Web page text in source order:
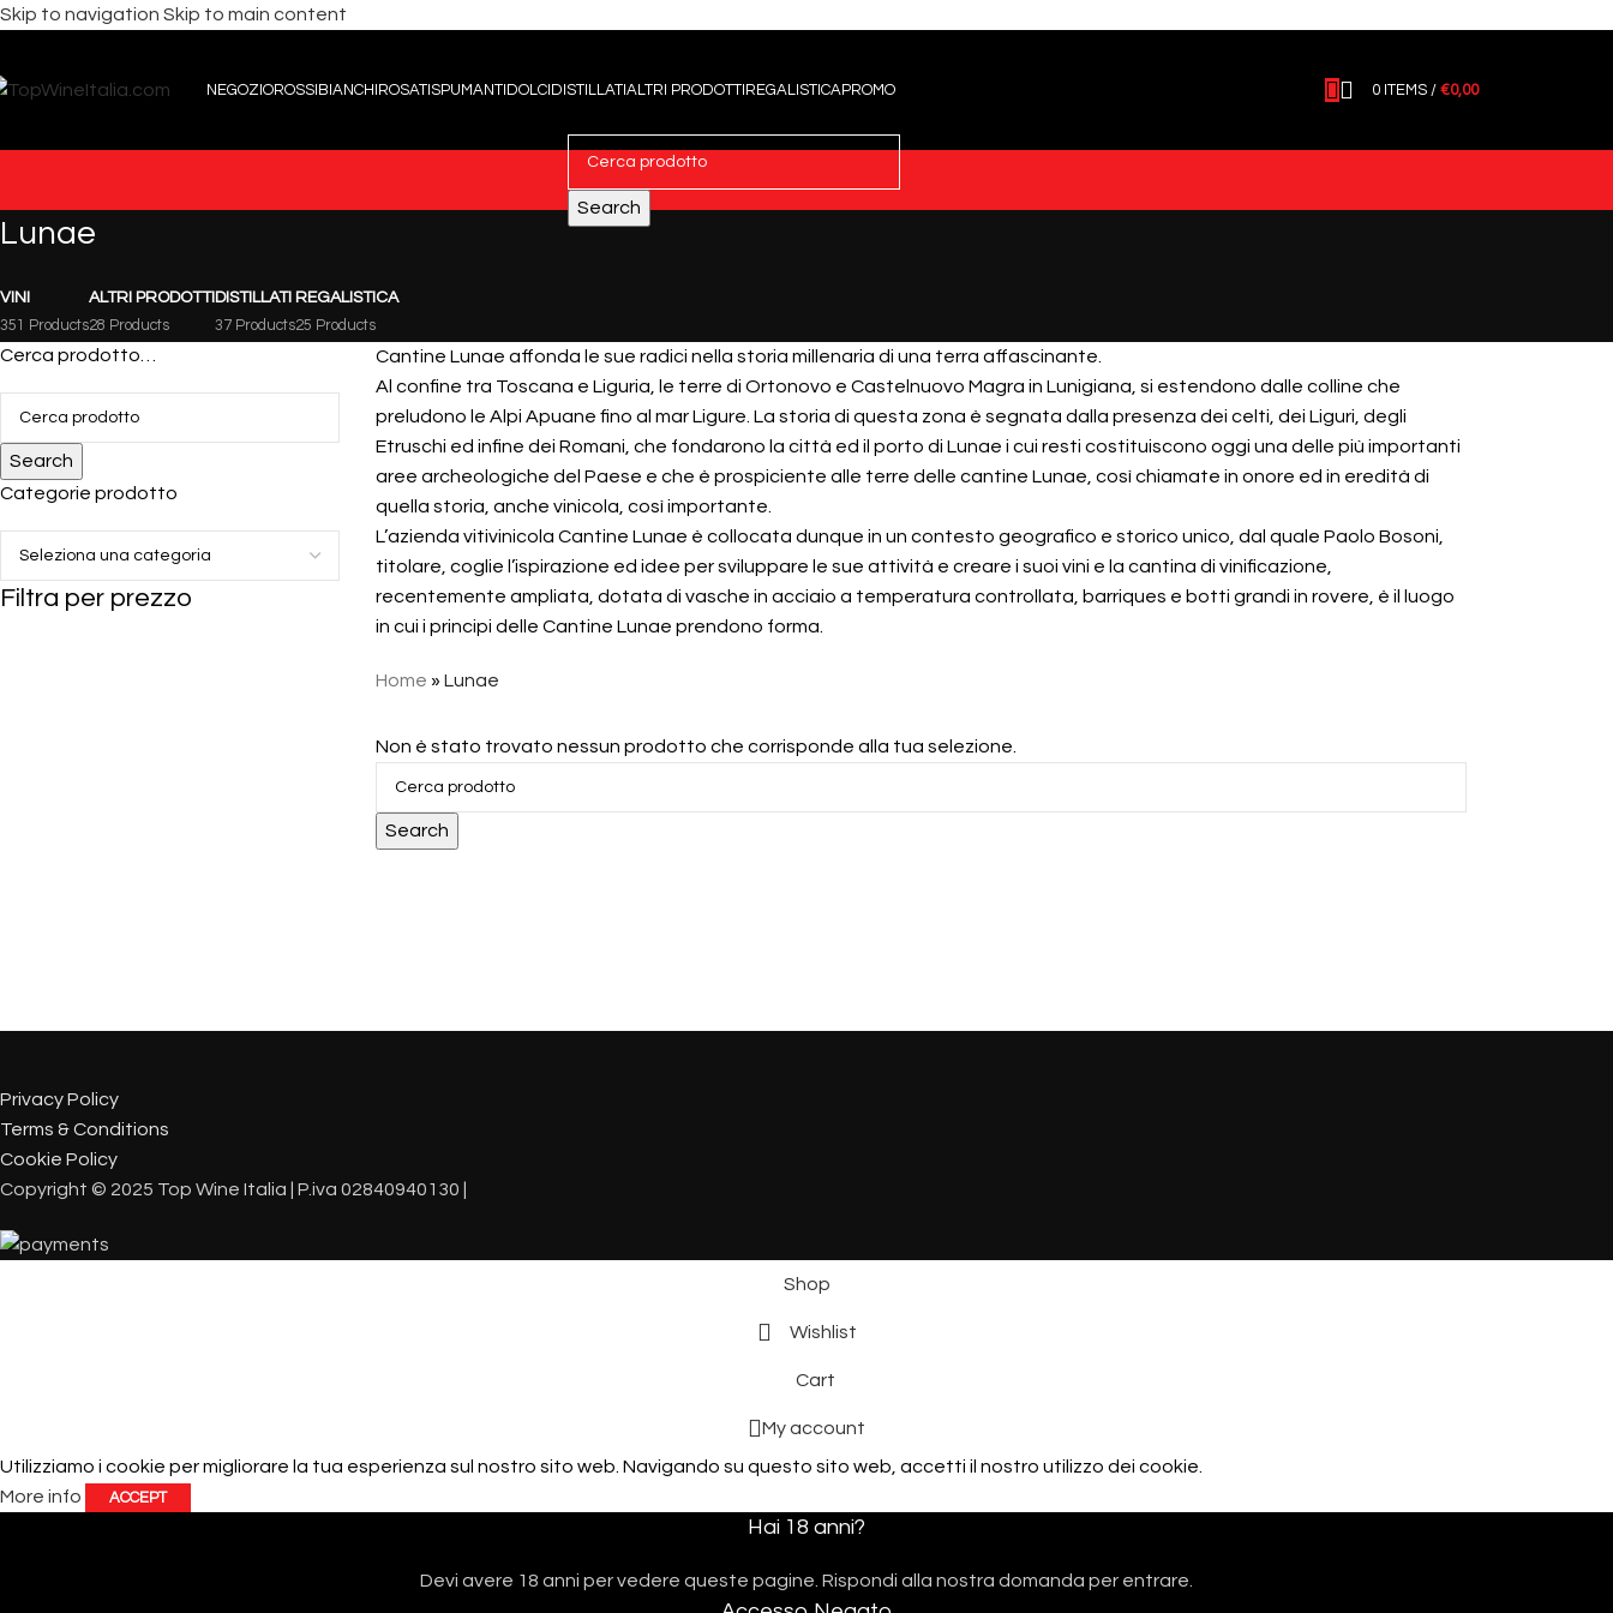
Skip to navigation Skip to main content
NEGOZIOROSSI BIANCHI ROSATI SPUMANTI DOLCI DISTILLATI ALTRI PRODOTTI REGALISTICAPROMO 0 ITEMS / €0,00
Search
Lunae
VINI
351 Products
ALTRI PRODOTTI
28 Products
DISTILLATI
37 Products
REGALISTICA
25 Products
Cerca prodotto…
Search
Categorie prodotto
Filtra per prezzo
Cantine Lunae affonda le sue radici nella storia millenaria di una terra affascinante.
Al confine tra Toscana e Liguria, le terre di Ortonovo e Castelnuovo Magra in Lunigiana, si estendono dalle colline che
preludono le Alpi Apuane fino al mar Ligure. La storia di questa zona è segnata dalla presenza dei celti, dei Liguri, degli
Etruschi ed infine dei Romani, che fondarono la città ed il porto di Lunae i cui resti costituiscono oggi una delle più importanti
aree archeologiche del Paese e che è prospiciente alle terre delle cantine Lunae, così chiamate in onore ed in eredità di
quella storia, anche vinicola, così importante.
L’azienda vitivinicola Cantine Lunae è collocata dunque in un contesto geografico e storico unico, dal quale Paolo Bosoni,
titolare, coglie l’ispirazione ed idee per sviluppare le sue attività e creare i suoi vini e la cantina di vinificazione,
recentemente ampliata, dotata di vasche in acciaio a temperatura controllata, barriques e botti grandi in rovere, è il luogo
in cui i principi delle Cantine Lunae prendono forma.
Home » Lunae
Non è stato trovato nessun prodotto che corrisponde alla tua selezione.
Search
Privacy Policy
Terms & Conditions
Cookie Policy
Copyright © 2025 Top Wine Italia | P.iva 02840940130 |
Shop
Wishlist
Cart
My account
Utilizziamo i cookie per migliorare la tua esperienza sul nostro sito web. Navigando su questo sito web, accetti il ​​nostro utilizzo dei cookie.
More info
ACCEPT
Hai 18 anni?
Devi avere 18 anni per vedere queste pagine. Rispondi alla nostra domanda per entrare.